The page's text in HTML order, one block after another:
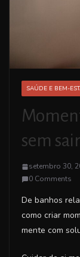
SAÚDE E BEM-
sem
setembro 30,
0 Comments
De banhos
como criar
mente com